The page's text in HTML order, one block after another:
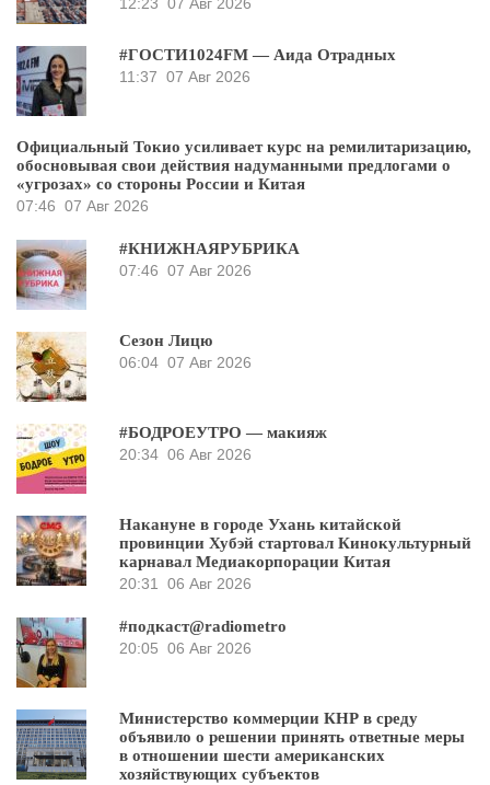
#ГОСТИ1024FM — Аида Отрадных
11:37 07 Авг 2026
Официальный Токио усиливает курс на ремилитаризацию,
обосновывая свои действия надуманными предлогами о
«угрозах» со стороны России и Китая
07:46 07 Авг 2026
#КНИЖНАЯРУБРИКА
07:46 07 Авг 2026
Сезон Лицю
06:04 07 Авг 2026
#БОДРОЕУТРО — макияж
20:34 06 Авг 2026
Накануне в городе Ухань китайской
провинции Хубэй стартовал Кинокультурный
карнавал Медиакорпорации Китая
20:31
06 Авг 2026
#подкаст@radiometro
20:05 06 Авг 2026
Министерство коммерции КНР в среду
объявило о решении принять ответные меры
в отношении шести американских
хозяйствующих субъектов